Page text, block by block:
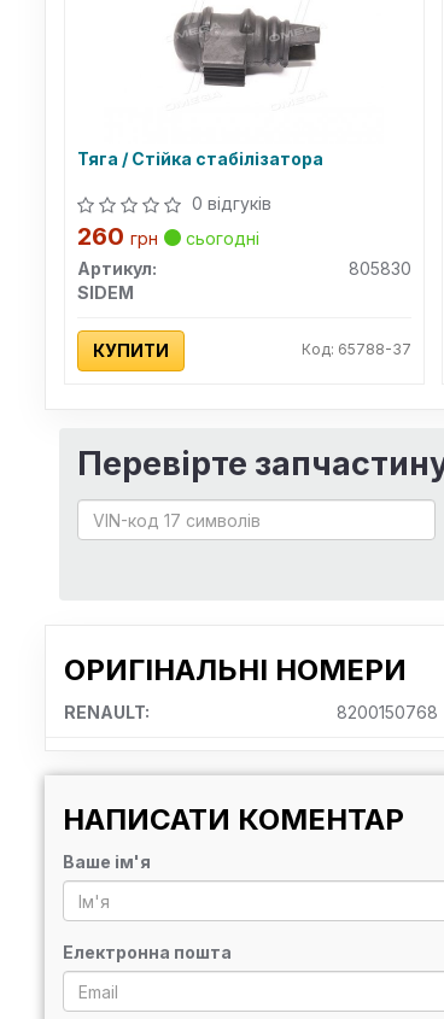
Тяга / Стійка стабілізатора
0 відгуків
260 грн
сьогодні
Артикул:
805830
SIDEM
КУПИТИ Код: 65788-37
Перевірте
ОРИГІНАЛЬНІ НОМЕРИ
RENAULT: 8200150768
НАПИСАТИ КОМЕНТАР
Ваше ім'я
Електронна пошта